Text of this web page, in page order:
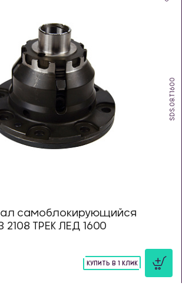
SDS.08.T1600
самоблокирующийся
ТРЕК ЛЕД 1600
КУПИТЬ В 1 КЛИК